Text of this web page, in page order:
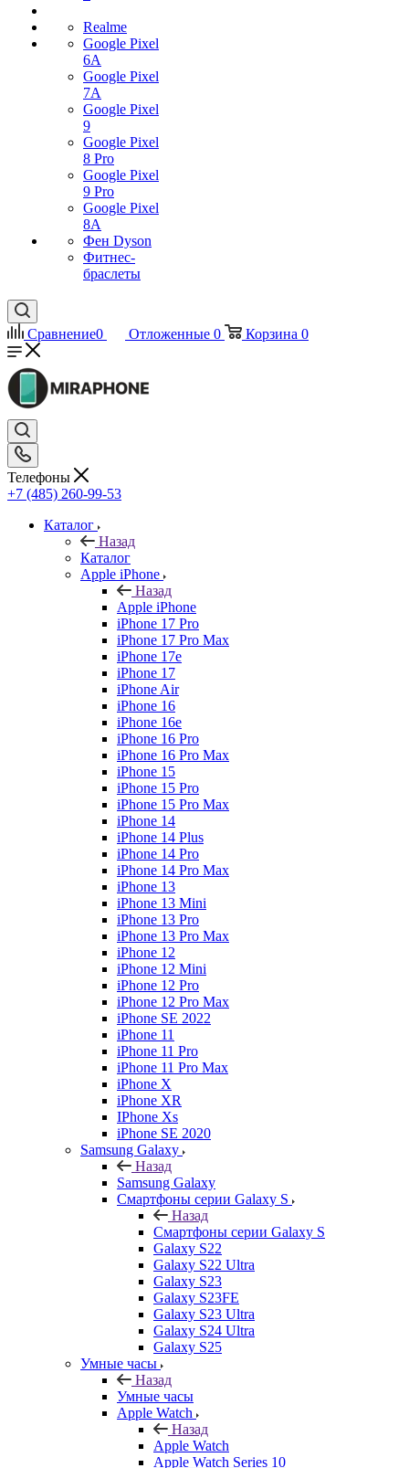
Realme
Google Pixel
6A
Google Pixel
7А
Google Pixel
9
Google Pixel
8 Pro
Google Pixel
9 Pro
Google Pixel
8A
Фен Dyson
Фитнес-
браслеты
Сравнение0 Отложенные 0 Корзина 0
Телефоны
+7 (485) 260-99-53
Каталог
Назад
Каталог
Apple iPhone
Назад
Apple iPhone
iPhone 17 Pro
iPhone 17 Pro Max
iPhone 17e
iPhone 17
iPhone Air
iPhone 16
iPhone 16e
iPhone 16 Pro
iPhone 16 Pro Max
iPhone 15
iPhone 15 Pro
iPhone 15 Pro Max
iPhone 14
iPhone 14 Plus
iPhone 14 Pro
iPhone 14 Pro Max
iPhone 13
iPhone 13 Mini
iPhone 13 Pro
iPhone 13 Pro Max
iPhone 12
iPhone 12 Mini
iPhone 12 Pro
iPhone 12 Pro Max
iPhone SE 2022
iPhone 11
iPhone 11 Pro
iPhone 11 Pro Max
iPhone X
iPhone XR
IPhone Xs
iPhone SE 2020
Samsung Galaxy
Назад
Samsung Galaxy
Смартфоны серии Galaxy S
Назад
Смартфоны серии Galaxy S
Galaxy S22
Galaxy S22 Ultra
Galaxy S23
Galaxy S23FE
Galaxy S23 Ultra
Galaxy S24 Ultra
Galaxy S25
Умные часы
Назад
Умные часы
Apple Watch
Назад
Apple Watch
Apple Watch Series 10